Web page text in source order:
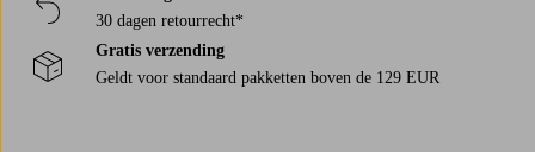
30 dagen retourrecht*
Gratis verzending
Geldt voor standaard pakketten boven de 129 EUR